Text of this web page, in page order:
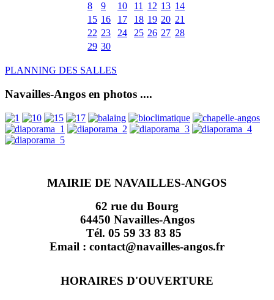
8
9 10 11 12 13 14
15 16 17 18 19 20 21
22 23 24 25 26 27 28
29 30
PLANNING DES SALLES
Navailles-Angos en photos ....
MAIRIE DE NAVAILLES-ANGOS
62 rue du Bourg
64450 Navailles-Angos
Tél. 05 59 33 83 85
Email : contact@navailles-angos.fr
HORAIRES D'OUVERTURE